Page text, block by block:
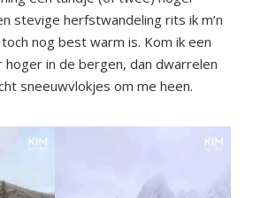
stevige herfstwandeling rits ik m’n
nog best warm is. Kom ik een
in de bergen, dan dwarrelen
sneeuwvlokjes om me heen.